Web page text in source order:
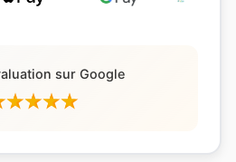
sur Google